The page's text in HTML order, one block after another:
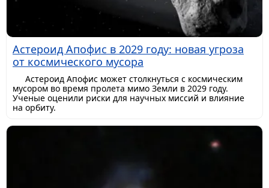
Астероид Апофис в 2029 году: новая угроза
от космического мусора
Астероид Апофис может столкнуться с космическим
мусором во время пролета мимо Земли в 2029 году.
Ученые оценили риски для научных миссий и влияние
на орбиту.